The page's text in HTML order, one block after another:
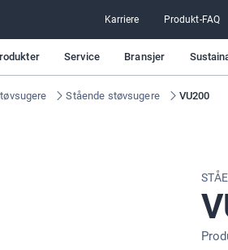
Karriere Produkt-FAQ
Service Bransjer
Stående støvsugere VU200